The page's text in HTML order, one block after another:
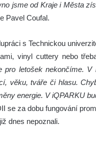
jsme od Kraje i Města
Pavel Coufal.
s Technickou
vinyl cuttery nebo
pro letošek nekončíme.
věku, tváře či hlasu.
energie. V iQPARKU
se za dobu fungování
dnes nepoznali.